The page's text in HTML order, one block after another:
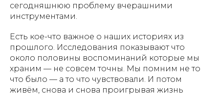
сегодняшнюю проблему вчерашними
инструментами.
Есть кое-что важное о наших историях из
прошлого. Исследования показывают что
около половины воспоминаний которые мы
храним — не совсем точны. Мы помним не то
что было — а то что чувствовали. И потом
живём, снова и снова проигрывая жизнь